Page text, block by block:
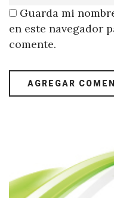
Guarda mi
en este navegador
comente.